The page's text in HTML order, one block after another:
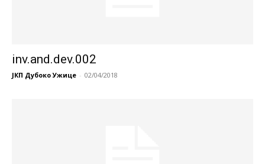
inv.and.dev.002
ЈКП Дубоко Ужице - 02/04/2018